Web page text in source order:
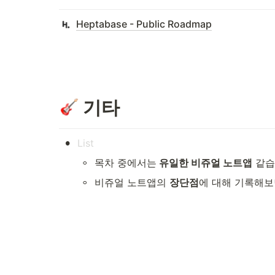
Heptabase - Public Roadmap
기타
•
◦
목차 중에서는 유일한 비쥬얼 노트앱 같
◦ 비쥬얼 노트앱의 장단점에 대해 기록해